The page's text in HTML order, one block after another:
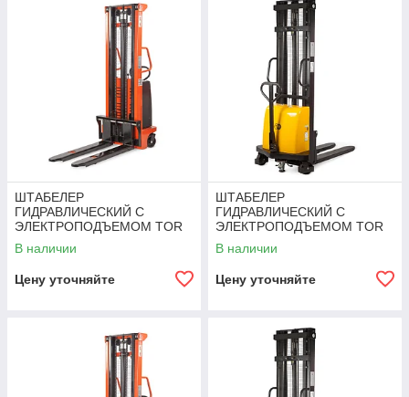
ШТАБЕЛЕР
ГИДРАВЛИЧЕСКИЙ С
ЭЛЕКТРОПОДЪЕМОМ TOR
10/16, 1 Т 1,6 М (CTD)
В наличии
Цену уточняйте
ШТАБЕЛЕР
ГИДРАВЛИЧЕСКИЙ С
ЭЛЕКТРОПОДЪЕМОМ TOR
1Т 1,6М DYC1016
В наличии
Цену уточняйте